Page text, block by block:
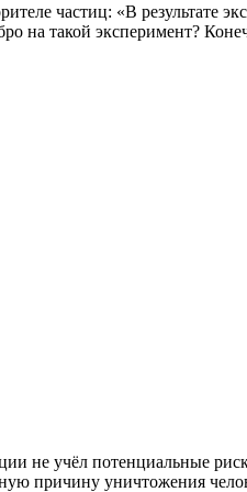
частиц: «В результате
на такой эксперимент?
не учёл потенциальные
причину уничтожения